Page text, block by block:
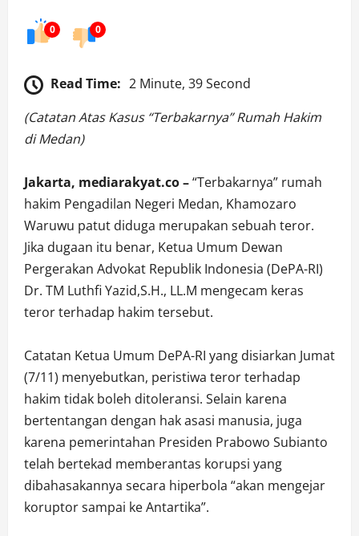
0 0
Read Time: 2 Minute, 39 Second
(Catatan Atas Kasus “Terbakarnya” Rumah Hakim
di Medan)
Jakarta, mediarakyat.co –“Terbakarnya” rumah
hakim Pengadilan Negeri Medan, Khamozaro
Waruwu patut diduga merupakan sebuah teror.
Jika dugaan itu benar, Ketua Umum Dewan
Pergerakan Advokat Republik Indonesia (DePA-RI)
Dr. TM Luthfi Yazid,S.H., LL.M mengecam keras
teror terhadap hakim tersebut.
Catatan Ketua Umum DePA-RI yang disiarkan Jumat
(7/11) menyebutkan, peristiwa teror terhadap
hakim tidak boleh ditoleransi. Selain karena
bertentangan dengan hak asasi manusia, juga
karena pemerintahan Presiden Prabowo Subianto
telah bertekad memberantas korupsi yang
dibahasakannya secara hiperbola “akan mengejar
koruptor sampai ke Antartika”.